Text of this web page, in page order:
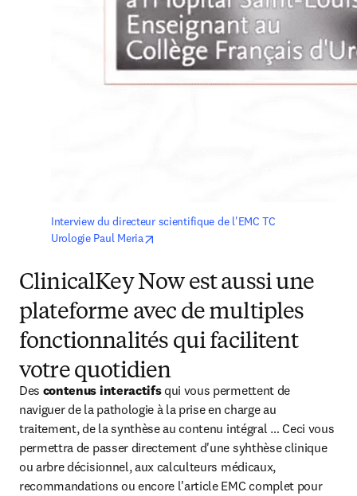
Interview du directeur scientifique de l'EMC TC
Urologie Paul Meria
ClinicalKey Now est aussi une
plateforme avec de multiples
fonctionnalités qui facilitent
votre quotidien
Des contenus interactifs qui vous permettent de
naviguer de la pathologie à la prise en charge au
traitement, de la synthèse au contenu intégral … Ceci vous
permettra de passer directement d'une syhthèse clinique
ou arbre décisionnel, aux calculteurs médicaux,
recommandations ou encore l'article EMC complet pour